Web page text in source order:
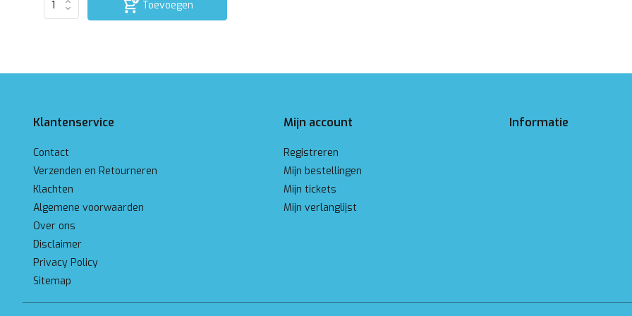
Toevoegen
Klantenservice
Contact
Verzenden en Retourneren
Klachten
Algemene voorwaarden
Over ons
Disclaimer
Privacy Policy
Sitemap
Mijn account
Registreren
Mijn bestellingen
Mijn tickets
Mijn verlanglijst
Informatie